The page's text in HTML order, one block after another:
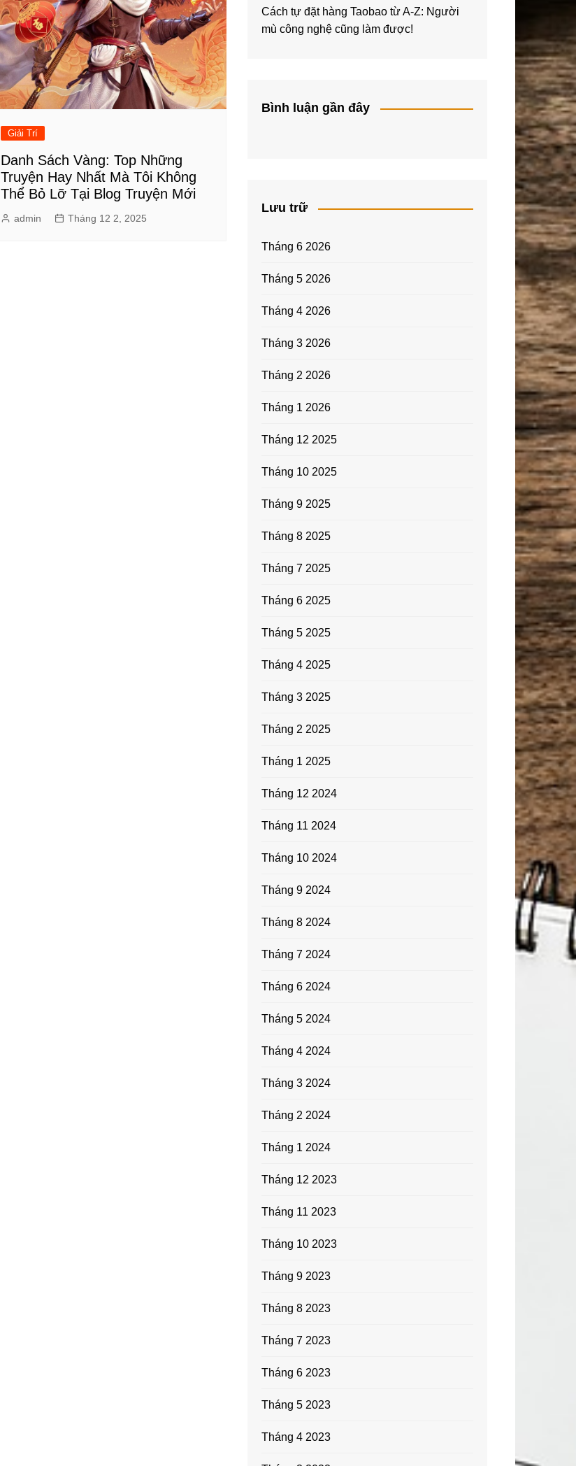
Giải Trí
Danh Sách Vàng: Top Những
Truyện Hay Nhất Mà Tôi Không
Thể Bỏ Lỡ Tại Blog Truyện Mới
admin Tháng 12 2, 2025
Cách tự đặt hàng Taobao từ A-Z: Người
mù công nghệ cũng làm được!
Bình luận gần đây
Lưu trữ
Tháng 6 2026
Tháng 5 2026
Tháng 4 2026
Tháng 3 2026
Tháng 2 2026
Tháng 1 2026
Tháng 12 2025
Tháng 10 2025
Tháng 9 2025
Tháng 8 2025
Tháng 7 2025
Tháng 6 2025
Tháng 5 2025
Tháng 4 2025
Tháng 3 2025
Tháng 2 2025
Tháng 1 2025
Tháng 12 2024
Tháng 11 2024
Tháng 10 2024
Tháng 9 2024
Tháng 8 2024
Tháng 7 2024
Tháng 6 2024
Tháng 5 2024
Tháng 4 2024
Tháng 3 2024
Tháng 2 2024
Tháng 1 2024
Tháng 12 2023
Tháng 11 2023
Tháng 10 2023
Tháng 9 2023
Tháng 8 2023
Tháng 7 2023
Tháng 6 2023
Tháng 5 2023
Tháng 4 2023